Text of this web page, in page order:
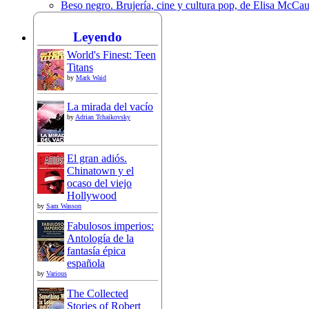
Beso negro. Brujería, cine y cultura pop, de Elisa
Leyendo
World's Finest: Teen
Titans
by Mark Waid
La mirada del vacío
byAdrian Tchaikovsky
El gran adiós.
Chinatown y el
ocaso del viejo
Hollywood
by Sam Wasson
Fabulosos imperios:
Antología de la
fantasía épica
española
by Various
The Collected
Stories of Robert